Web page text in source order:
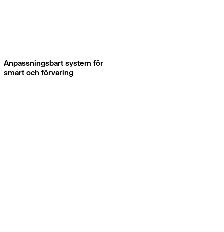
Anpassningsbart system för
smart och förvaring